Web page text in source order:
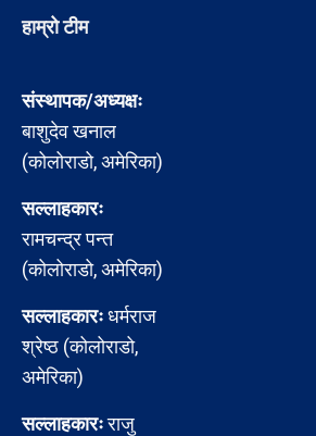
हाम्रो टीम
संस्थापक/अध्यक्षः
बाशुदेव खनाल
(कोलोराडो, अमेरिका)
सल्लाहकारः
रामचन्द्र पन्त
(कोलोराडो, अमेरिका)
सल्लाहकारःधर्मराज
श्रेष्ठ (कोलोराडो,
अमेरिका)
सल्लाहकारःराजु